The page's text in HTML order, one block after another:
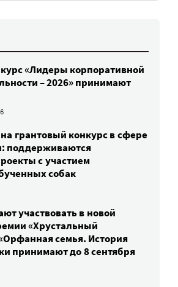
«Лидеры корпоративной
– 2026» принимают
грантовый конкурс в сфере
поддерживаются
с участием
собак
участвовать в новой
«Хрустальный
семья. История
принимают до 8 сентября